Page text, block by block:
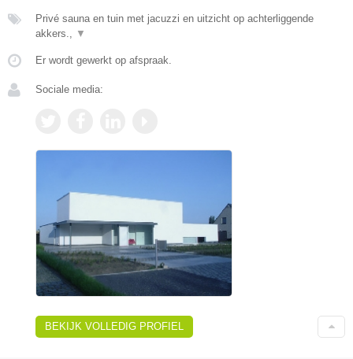
Privé sauna en tuin met jacuzzi en uitzicht op achterliggende
akkers.,
▼
Er wordt gewerkt op afspraak.
Sociale media:
BEKIJK VOLLEDIG PROFIEL